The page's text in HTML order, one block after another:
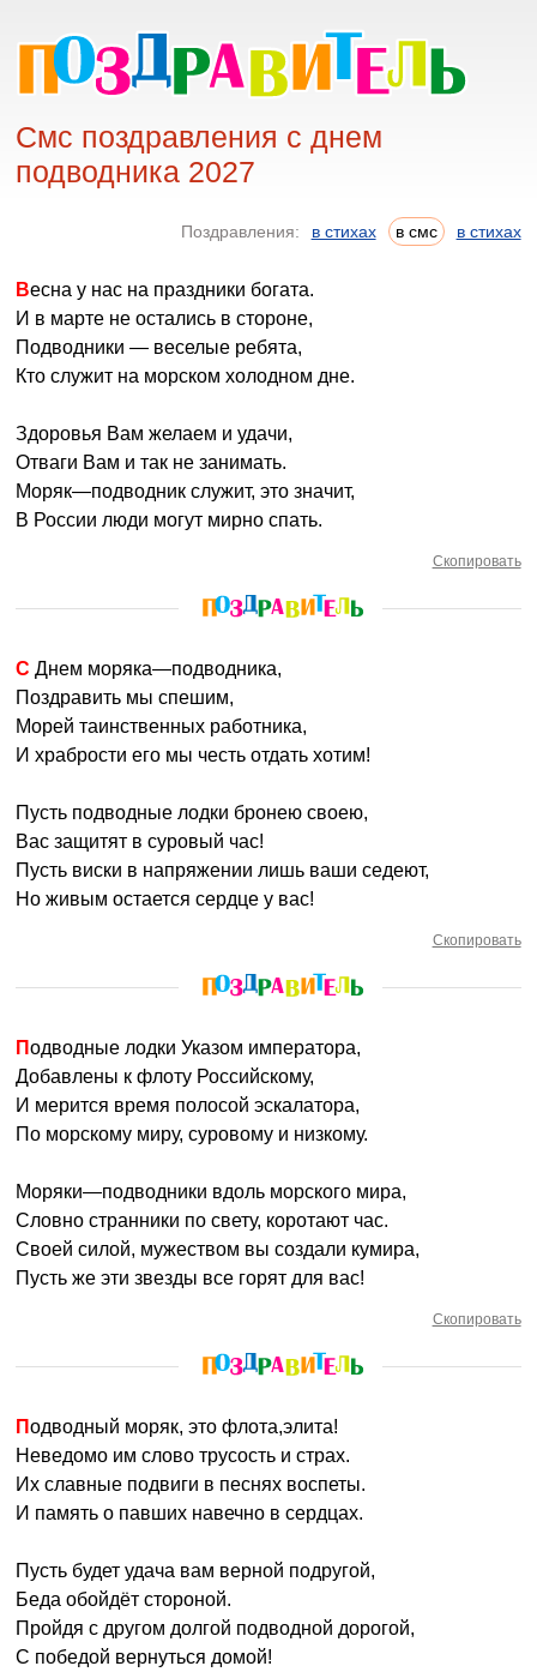
Смс поздравления с днем
подводника 2027
Поздравления: в стихах в смс в стихах
Весна у нас на праздники богата.
И в марте не остались в стороне,
Подводники — веселые ребята,
Кто служит на морском холодном дне.
Здоровья Вам желаем и удачи,
Отваги Вам и так не занимать.
Моряк—подводник служит, это значит,
В России люди могут мирно спать.
Скопировать
С Днем моряка—подводника,
Поздравить мы спешим,
Морей таинственных работника,
И храбрости его мы честь отдать хотим!
Пусть подводные лодки бронею своею,
Вас защитят в суровый час!
Пусть виски в напряжении лишь ваши седеют,
Но живым остается сердце у вас!
Скопировать
Подводные лодки Указом императора,
Добавлены к флоту Российскому,
И мерится время полосой эскалатора,
По морскому миру, суровому и низкому.
Моряки—подводники вдоль морского мира,
Словно странники по свету, коротают час.
Своей силой, мужеством вы создали кумира,
Пусть же эти звезды все горят для вас!
Скопировать
Подводный моряк, это флота,элита!
Неведомо им слово трусость и страх.
Их славные подвиги в песнях воспеты.
И память о павших навечно в сердцах.
Пусть будет удача вам верной подругой,
Беда обойдёт стороной.
Пройдя с другом долгой подводной дорогой,
С победой вернуться домой!